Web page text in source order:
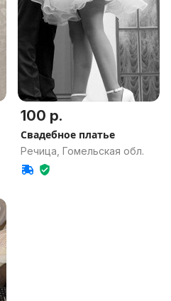
100 р.
Свадебное платье
Речица, Гомельская обл.